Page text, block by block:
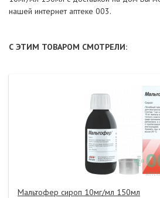
нашей интернет аптеке 003.
С ЭТИМ ТОВАРОМ СМОТРЕЛИ:
Мальтофер сироп 10мг/мл 150мл